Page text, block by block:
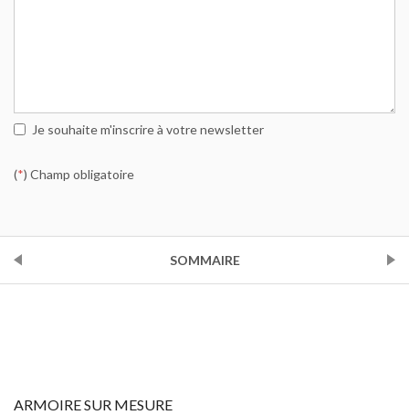
Je souhaite m'inscrire à votre newsletter
(*) Champ obligatoire
SOMMAIRE
ARMOIRE SUR MESURE